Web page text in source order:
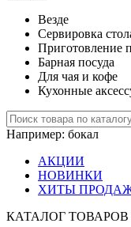
Везде
Сервировка
Приготовление
Барная посуда
Для чая и кофе
Кухонные
Например: бокал
АКЦИИ
НОВИНКИ
ХИТЫ
КАТАЛОГ ТОВАРОВ